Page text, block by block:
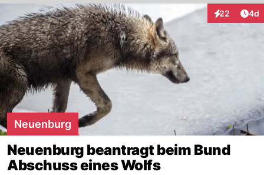
22
Interaktionen
4d
Neuenburg
Neuenburg beantragt beim Bund
Abschuss eines Wolfs